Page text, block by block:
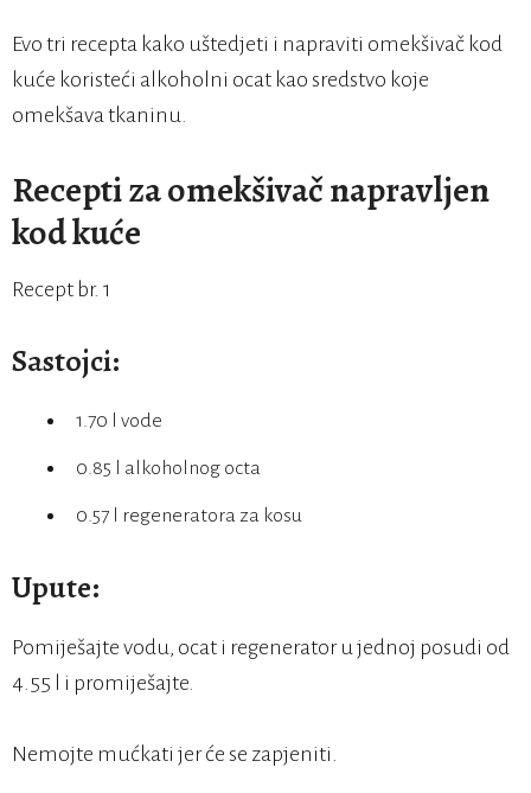
Evo tri recepta kako uštedjeti i napraviti omekšivač kod
kuće koristeći alkoholni ocat kao sredstvo koje
omekšava tkaninu.
Recepti za omekšivač napravljen
kod kuće
Recept br. 1
Sastojci:
1.70 l vode
0.85 l alkoholnog octa
0.57 l regeneratora za kosu
Upute:
Pomiješajte vodu, ocat i regenerator u jednoj posudi od
4.55 l i promiješajte.
Nemojte mućkati jer će se zapjeniti.